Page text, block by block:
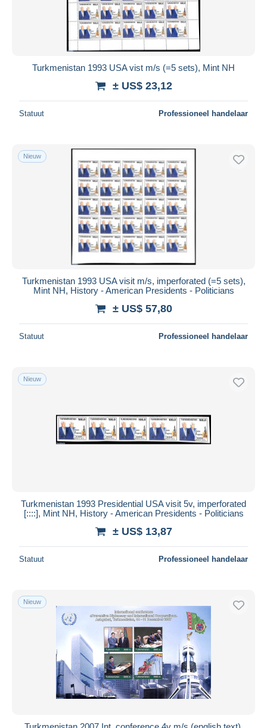
Turkmenistan 1993 USA vist m/s (=5 sets), Mint NH
± US$ 23,12
Statuut Professioneel handelaar
Nieuw
Turkmenistan 1993 USA visit m/s, imperforated (=5 sets),
Mint NH, History - American Presidents - Politicians
± US$ 57,80
Statuut Professioneel handelaar
Nieuw
Turkmenistan 1993 Presidential USA visit 5v, imperforated
[::::], Mint NH, History - American Presidents - Politicians
± US$ 13,87
Statuut Professioneel handelaar
Nieuw